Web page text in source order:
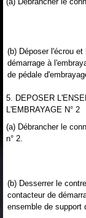
(b) Déposer l'écrou
démarrage à
de pédale
5. DEPOSER
L'EMBRAYAGE N° 2
(a) Débrancher le
n° 2.
(b) Desserrer le
contacteur de
ensemble de support